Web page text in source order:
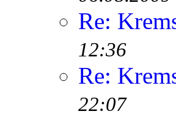
Re:
12:36
Re:
22:07